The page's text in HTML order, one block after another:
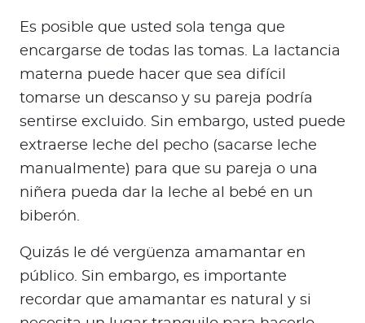
Es posible que usted sola tenga que
encargarse de todas las tomas. La lactancia
materna puede hacer que sea difícil
tomarse un descanso y su pareja podría
sentirse excluido. Sin embargo, usted puede
extraerse leche del pecho (sacarse leche
manualmente) para que su pareja o una
niñera pueda dar la leche al bebé en un
biberón.
Quizás le dé vergüenza amamantar en
público. Sin embargo, es importante
recordar que amamantar es natural y si